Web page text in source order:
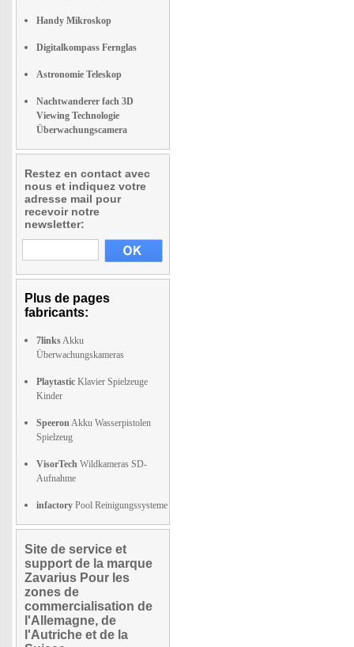
Handy Mikroskop
Digitalkompass Fernglas
Astronomie Teleskop
Nachtwanderer fach 3D
Viewing Technologie
Überwachungscamera
Restez en contact avec
nous et indiquez votre
adresse mail pour
recevoir notre
newsletter:
Plus de pages
fabricants:
7linksAkku
Überwachungskameras
Playtastic Klavier Spielzeuge
Kinder
SpeeronAkku Wasserpistolen
Spielzeug
VisorTech Wildkameras SD-
Aufnahme
infactory Pool Reinigungssysteme
Site de service et
support de la marque
Zavarius Pour les
zones de
commercialisation de
l'Allemagne, de
l'Autriche et de la